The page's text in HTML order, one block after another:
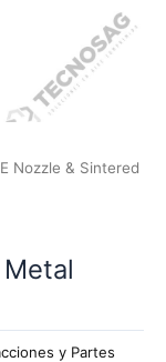
Nozzle & Sintered
y Partes